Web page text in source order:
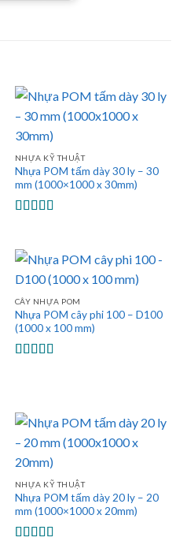
NHỰA KỸ THUẬT
Nhựa POM tấm dày 30 ly – 30
mm (1000×1000 x 30mm)
sao
CÂY NHỰA POM
Nhựa POM cây phi 100 – D100
(1000 x 100 mm)
NHỰA KỸ THUẬT
Nhựa POM tấm dày 20 ly – 20
mm (1000×1000 x 20mm)